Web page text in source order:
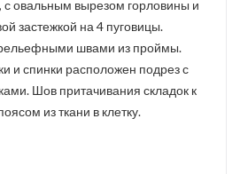
овальным вырезом горловины и
застежкой на 4 пуговицы.
швами из проймы.
и спинки расположен подрез с
Шов притачивания складок к
из ткани в клетку.